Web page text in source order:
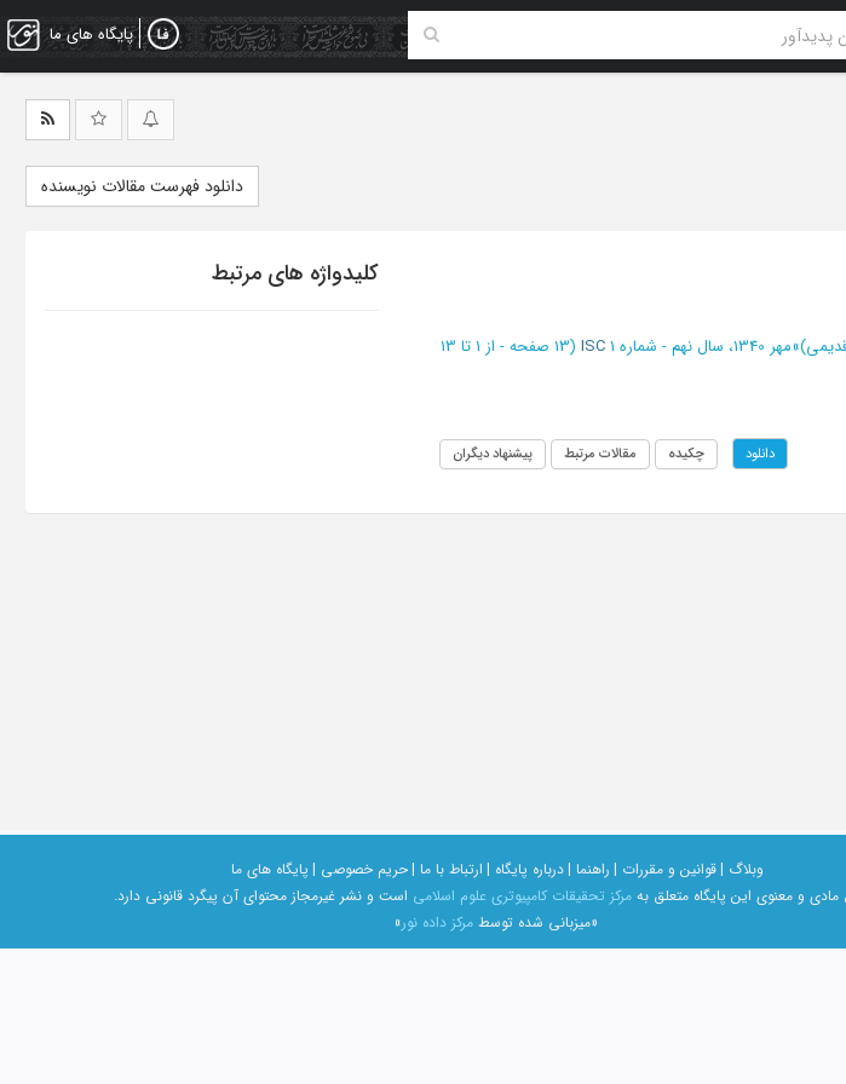
پایگاه های ما
دانلود فهرست مقالات نویسنده
»مهر 1340، سال نهم - شماره 1 ISC (‎13 صفحه -
از 1 تا 13
دانلود چکیده مقالات مرتبط پیشنهاد دیگران
کلیدواژه های مرتبط
وبلاگ |قوانین و مقررات | راهنما |درباره پایگاه | ارتباط با ما |حریم خصوصی | پایگاه های ما
و معنوی اين پايگاه متعلق به مرکز تحقیقات کامپیوتری علوم اسلامی است و نشر غیرمجاز محتوای آن پیگرد قانونی دارد.
«میزبانی شده توسطمرکز داده نور»